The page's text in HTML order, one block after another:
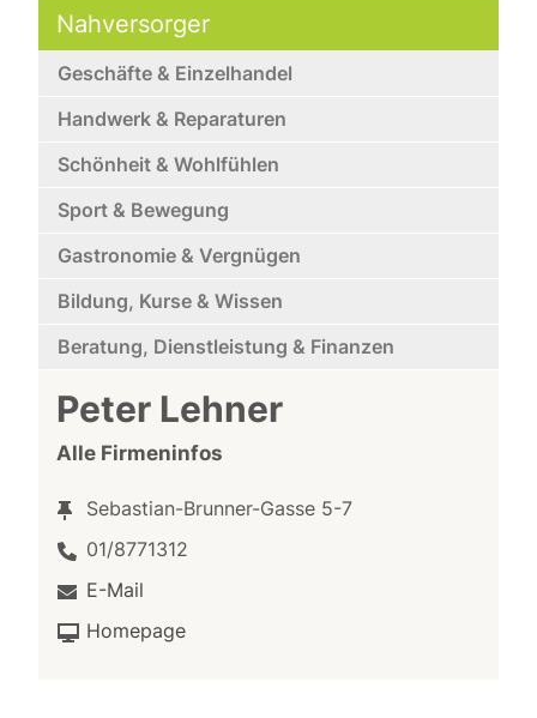
Nahversorger
Geschäfte & Einzelhandel
Handwerk & Reparaturen
Schönheit & Wohlfühlen
Sport & Bewegung
Gastronomie & Vergnügen
Bildung, Kurse & Wissen
Beratung, Dienstleistung & Finanzen
Peter Lehner
Alle Firmeninfos
Sebastian-Brunner-Gasse 5-7
01/8771312
E-Mail
Homepage